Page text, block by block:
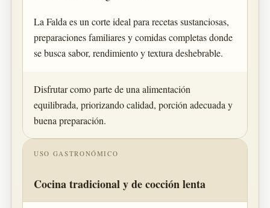
La Falda es un corte ideal para recetas sustanciosas,
preparaciones familiares y comidas completas donde
se busca sabor, rendimiento y textura deshebrable.
Disfrutar como parte de una alimentación
equilibrada, priorizando calidad, porción adecuada y
buena preparación.
USO GASTRONÓMICO
Cocina tradicional y de cocción lenta